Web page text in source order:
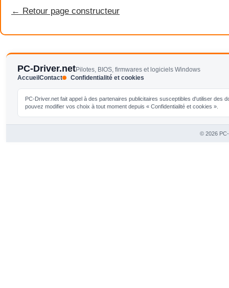
← Retour page constructeur
PC-Driver.netPilotes, BIOS, firmwares et logiciels Windows
Accueil Contact Confidentialité et cookies
PC-Driver.net fait appel à des partenaires publicitaires susceptibles d'utiliser
pouvez modifier vos choix à tout moment depuis « Confidentialité et cookies ».
© 2026